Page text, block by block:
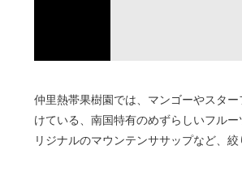
仲里熱帯果樹園では、マンゴーやスタ
けている、南国特有のめずらしいフル
リジナルのマウンテンササップなど、